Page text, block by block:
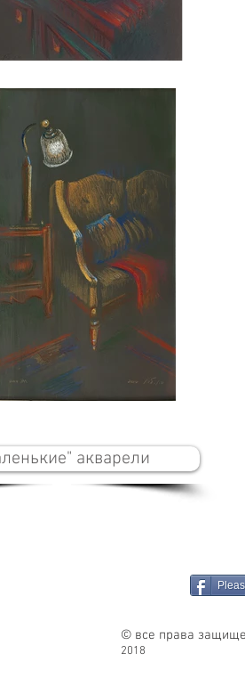
акварели
© все права
2018